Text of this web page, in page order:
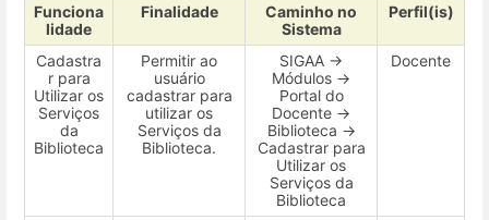
Funciona
lidade
Finalidade
Caminho no
Sistema
Perfil(is)
Cadastra
r para
Utilizar os
Serviços
da
Biblioteca
Permitir ao
usuário
cadastrar para
utilizar os
Serviços da
Biblioteca.
SIGAA →
Módulos →
Portal do
Docente →
Biblioteca →
Cadastrar para
Utilizar os
Serviços da
Biblioteca
Docente